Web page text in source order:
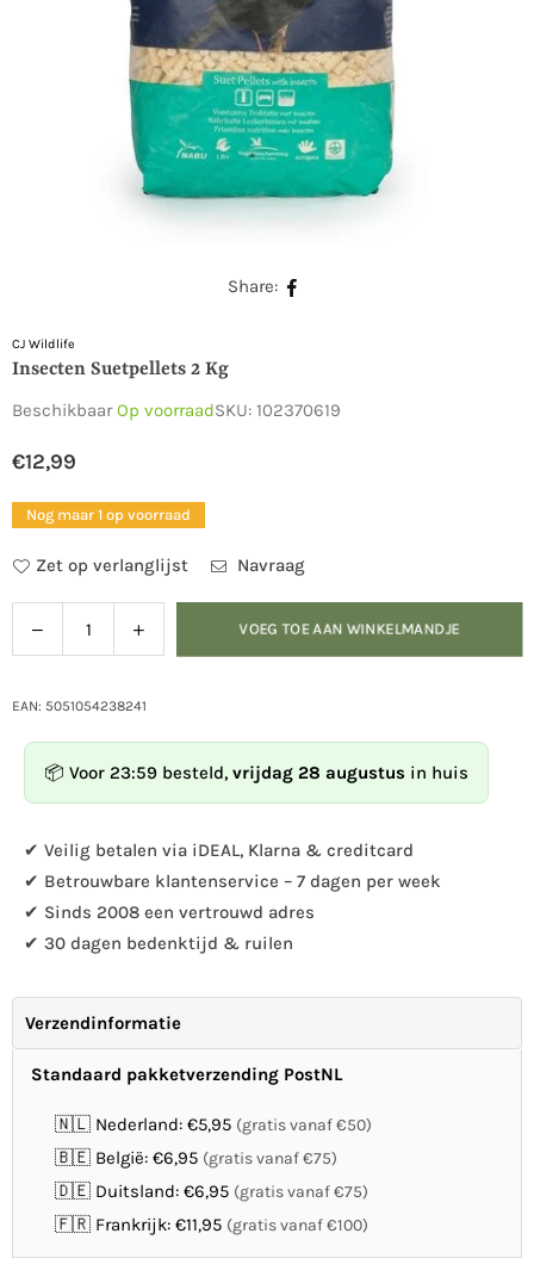
Share:
CJ Wildlife
Insecten Suetpellets 2 Kg
BeschikbaarOp voorraadSKU: 102370619
Normale
prijs
€12,99
Nog maar 1 op voorraad
Zet op verlanglijst Navraag
Hoeveelheid
Verlaag
de
voor
suetpellets
2
Verhoog
de
voor
2
VOEG TOE AAN WINKELMANDJE
EAN: 5051054238241
📦 Voor 23:59 besteld, vrijdag 28 augustus in huis
✔ Veilig betalen via iDEAL, Klarna & creditcard
✔ Betrouwbare klantenservice – 7 dagen per week
✔ Sinds 2008 een vertrouwd adres
✔ 30 dagen bedenktijd & ruilen
Verzendinformatie
Standaard pakketverzending PostNL
🇳🇱 Nederland: €5,95 (gratis vanaf €50)
🇧🇪 België: €6,95 (gratis vanaf €75)
🇩🇪 Duitsland: €6,95 (gratis vanaf €75)
🇫🇷 Frankrijk: €11,95 (gratis vanaf €100)